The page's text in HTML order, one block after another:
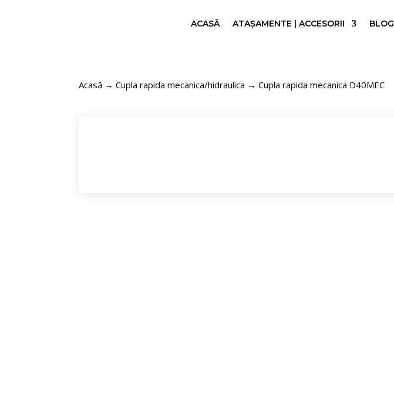
ACASĂ ATAȘAMENTE | ACCESORII BLOG
Acasă →Cupla rapida mecanica/hidraulica → Cupla rapida mecanica D40MEC